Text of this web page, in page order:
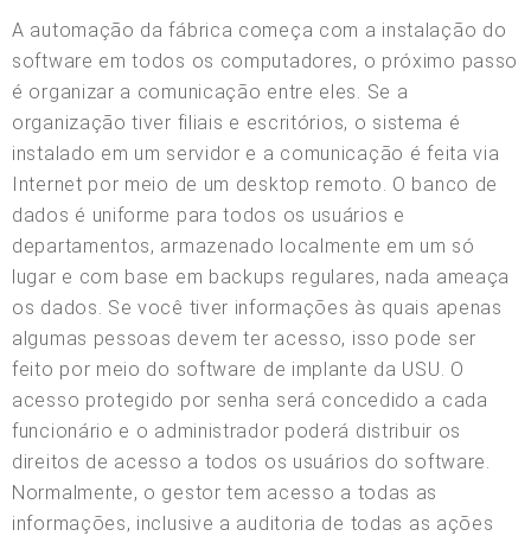
A automação da fábrica começa com a instalação do
software em todos os computadores, o próximo passo
é organizar a comunicação entre eles. Se a
organização tiver filiais e escritórios, o sistema é
instalado em um servidor e a comunicação é feita via
Internet por meio de um desktop remoto. O banco de
dados é uniforme para todos os usuários e
departamentos, armazenado localmente em um só
lugar e com base em backups regulares, nada ameaça
os dados. Se você tiver informações às quais apenas
algumas pessoas devem ter acesso, isso pode ser
feito por meio do software de implante da USU. O
acesso protegido por senha será concedido a cada
funcionário e o administrador poderá distribuir os
direitos de acesso a todos os usuários do software.
Normalmente, o gestor tem acesso a todas as
informações, inclusive a auditoria de todas as ações